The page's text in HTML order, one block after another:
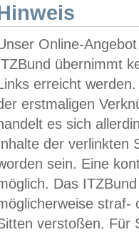
Online-
übernimmt
erreicht
erstmaligen
es sich
der verlinkten
sein. Eine
Das
straf-
verstoßen. Für